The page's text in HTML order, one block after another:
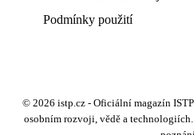
Podmínky použití
© 2026 istp.cz - Oficiální magazín
osobním rozvoji, vědě a